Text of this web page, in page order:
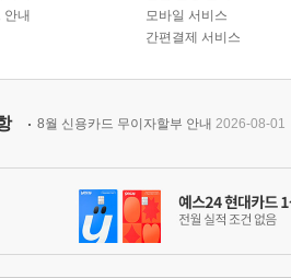
안내
모바일 서비스
간편결제 서비스
8월 신용카드 무이자할부 안내 2026-08-01